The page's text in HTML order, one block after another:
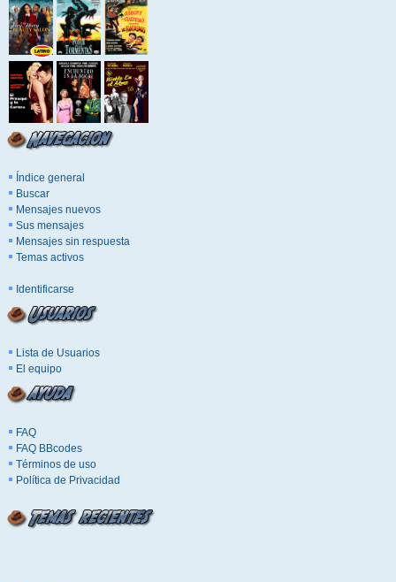
Índice general
Buscar
Mensajes nuevos
Sus mensajes
Mensajes sin respuesta
Temas activos
Identificarse
Lista de Usuarios
El equipo
FAQ
FAQ BBcodes
Términos de uso
Política de Privacidad